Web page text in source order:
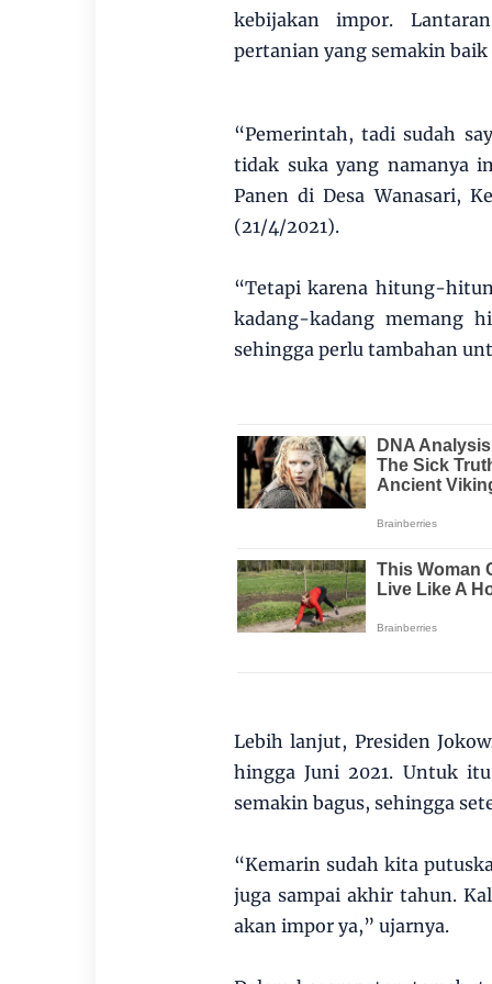
kebijakan impor.
pertanian yang semakin
“Pemerintah, tadi sudah
tidak suka yang namanya
Panen di Desa Wanasari,
(21/4/2021).
“Tetapi karena hitung-
kadang-kadang memang
sehingga perlu tambahan
Lebih lanjut, Presiden
hingga Juni 2021. Untuk
semakin bagus, sehingga
“Kemarin sudah kita
juga sampai akhir tahun.
akan impor ya,” ujarnya.